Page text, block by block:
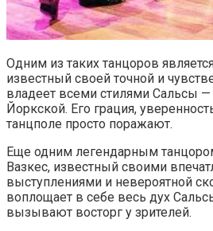
Одним из таких танцоров
известный своей точной и
владеет всеми стилями Сальсы
Йоркской. Его грация,
танцполе просто поражают.
Еще одним легендарным
Вазкес, известный своими
выступлениями и невероятной
воплощает в себе весь дух
вызывают восторг у зрителей.